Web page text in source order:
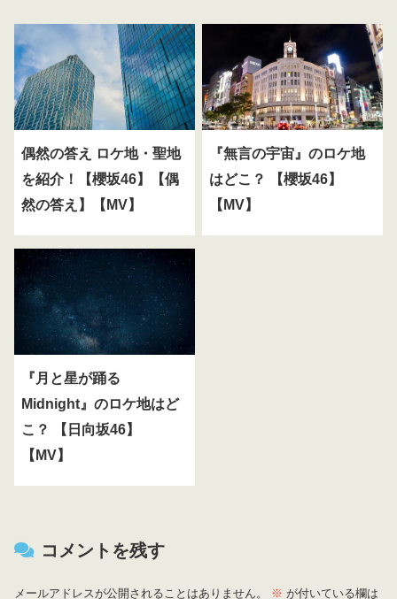
偶然の答え ロケ地・聖地
を紹介！【櫻坂46】【偶
然の答え】【MV】
『無言の宇宙』のロケ地
はどこ？ 【櫻坂46】
【MV】
『月と星が踊る
Midnight』のロケ地はど
こ？ 【日向坂46】
【MV】
コメントを残す
メールアドレスが公開されることはありません。 ※ が付いている欄は